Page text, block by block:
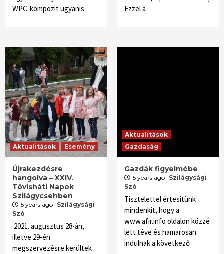
WPC-kompozit ugyanis
Ezzel a
Aktualitások Esemény
Újrakezdésre
hangolva – XXIV.
Tövisháti Napok
Szilágycsehben
5 years ago Szilágysági
Szó
2021. augusztus 28-án,
illetve 29-én
megszervezésre kerültek
Aktualitások
Gazdaság
Gazdák figyelmébe
5 years ago Szilágysági
Szó
Tisztelettel értesítünk
mindenkit, hogy a
www.afir.info oldalon közzé
lett téve és hamarosan
indulnak a következő